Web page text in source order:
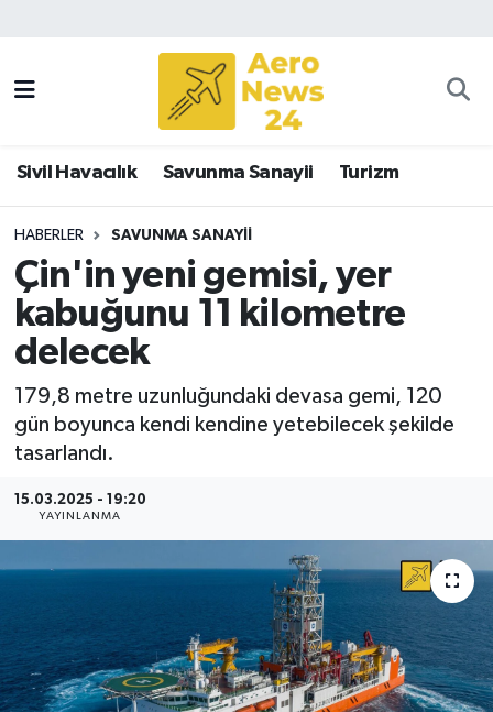
Sivil Havacılık Savunma Sanayii Turizm
HABERLER SAVUNMA SANAYII
Çin'in yeni gemisi, yer
kabuğunu 11 kilometre
delecek
179,8 metre uzunluğundaki devasa gemi, 120
gün boyunca kendi kendine yetebilecek şekilde
tasarlandı.
15.03.2025 - 19:20
YAYINLANMA